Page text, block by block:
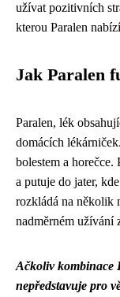
užívat pozitivních
kterou Paralen
Jak Paralen
Paralen, lék
domácích
bolestem a horečce.
a putuje do jater,
rozkládá na několik
nadměrném užívání
Ačkoliv kombinace
nepředstavuje pro